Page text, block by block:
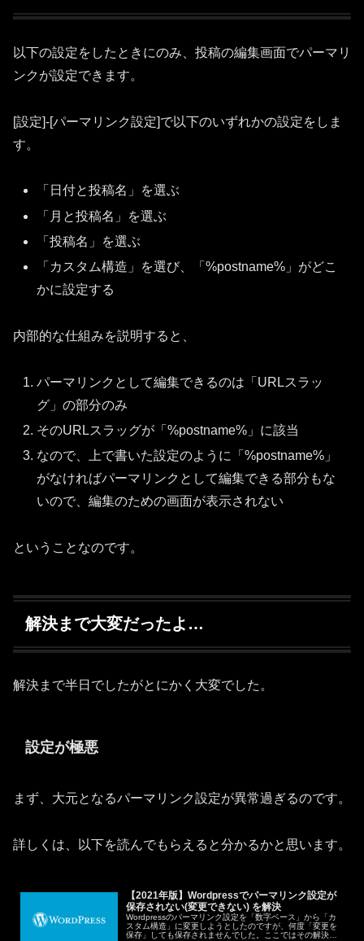
以下の設定をしたときにのみ、投稿の編集画面でパーマリ
ンクが設定できます。
[設定]-[パーマリンク設定]で以下のいずれかの設定をしま
す。
「日付と投稿名」を選ぶ
「月と投稿名」を選ぶ
「投稿名」を選ぶ
「カスタム構造」を選び、「%postname%」がどこ
かに設定する
内部的な仕組みを説明すると、
パーマリンクとして編集できるのは「URLスラッ
グ」の部分のみ
そのURLスラッグが「%postname%」に該当
なので、上で書いた設定のように「%postname%」
がなければパーマリンクとして編集できる部分もな
いので、編集のための画面が表示されない
ということなのです。
解決まで大変だったよ…
解決まで半日でしたがとにかく大変でした。
設定が極悪
まず、大元となるパーマリンク設定が異常過ぎるのです。
詳しくは、以下を読んでもらえると分かるかと思います。
【2021年版】Wordpressでパーマリンク設定が
保存されない(変更できない) を解決
Wordpressのパーマリンク設定を「数字ベース」から「カ
スタム構造」に変更しようとしたのですが、何度「変更を
保存」しても保存されませんでした。ここではその解決方